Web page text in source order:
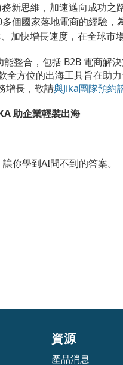
新思維，加速邁向成功
個國家落地電商的經驗，
加快增長速度，在全球市
整合，包括 B2B 電商解
方位的出海工具旨在助
增長，敬請與Jika團隊預約
助企業輕裝出海
你學到AI問不到的答案。
資源
產品消息